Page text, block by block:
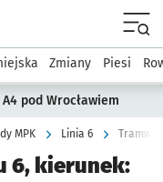
Komunikacja
Zmiany Piesi
pod Wrocławiem
MPK Linia 6
6, kierunek: